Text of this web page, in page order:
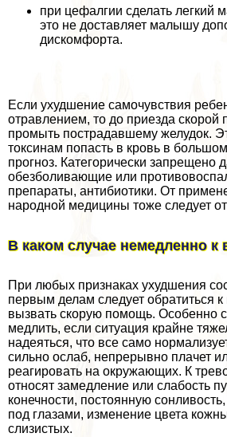
при цефалгии сделать легкий
это не доставляет малышу
дискомфорта.
Если ухудшение самочувствия
отравлением, то до приезда
промыть пострадавшему желудок.
токсинам попасть в кровь в
прогноз. Категорически запрещено
обезболивающие или
препараты, антибиотики. От
народной медицины тоже следует
В каком случае немедленно к
При любых признаках ухудшения
первым делам следует обратиться к
вызвать скорую помощь. Особенно с
медлить, если ситуация крайне
надеяться, что все само
сильно ослаб, непрерывно плачет
реагировать на окружающих. К
относят замедление или слабость
конечности, постоянную
под глазами, изменение цвета
слизистых.